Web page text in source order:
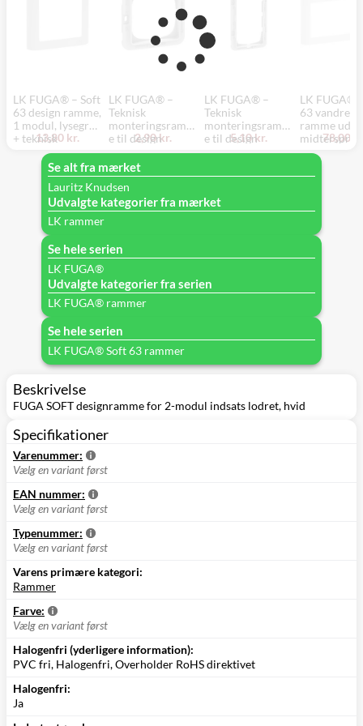
LK FUGA® – Soft
63 design ramme,
1 modul, lysegrå
+ teknisk
monteringsramm
13,80 kr.
LK FUGA® –
Teknisk
monteringsramm
e til design
ramme, 1 modul,
grå
2,90 kr.
LK FUGA® –
Teknisk
monteringsramm
e til design
ramme uden
1x2 modul, grå
5,10 kr.
LK FUGA®
63 vandret
ramme uden
1x2 modul,
med
overflade +
e
78,00
Se alt fra mærket
Lauritz Knudsen
Udvalgte kategorier fra mærket
LK rammer
Se hele serien
LK FUGA®
Udvalgte kategorier fra serien
LK FUGA® rammer
Se hele serien
LK FUGA® Soft 63 rammer
Beskrivelse
FUGA SOFT designramme for 2-modul indsats lodret, hvid
Specifikationer
Varenummer:
Vælg en variant først
EAN nummer:
Vælg en variant først
Typenummer:
Vælg en variant først
Varens primære kategori:
Rammer
Farve:
Vælg en variant først
Halogenfri (yderligere information):
PVC fri, Halogenfri, Overholder RoHS direktivet
Halogenfri:
Ja